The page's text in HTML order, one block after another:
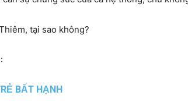
tại sao không?
BẤT HẠNH